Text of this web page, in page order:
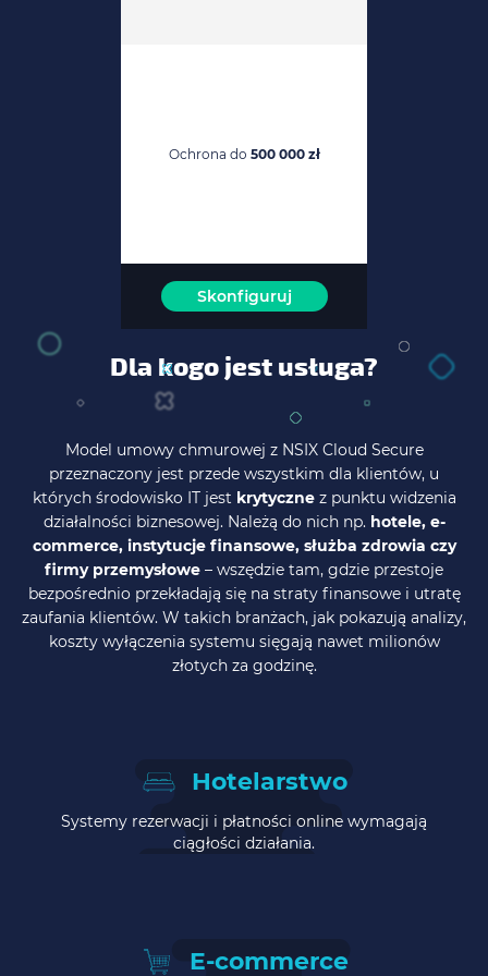
Ochrona do 500 000 zł
Skonfiguruj
Dla kogo jest usługa?
Model umowy chmurowej z NSIX Cloud Secure
przeznaczony jest przede wszystkim dla klientów, u
których środowisko IT jest krytycznez punktu widzenia
działalności biznesowej. Należą do nich np. hotele, e-
commerce, instytucje finansowe, służba zdrowia czy
firmy przemysłowe – wszędzie tam, gdzie przestoje
bezpośrednio przekładają się na straty finansowe i utratę
zaufania klientów. W takich branżach, jak pokazują analizy,
koszty wyłączenia systemu sięgają nawet milionów
złotych za godzinę.
Hotelarstwo
Systemy rezerwacji i płatności online wymagają
ciągłości działania.
E-commerce